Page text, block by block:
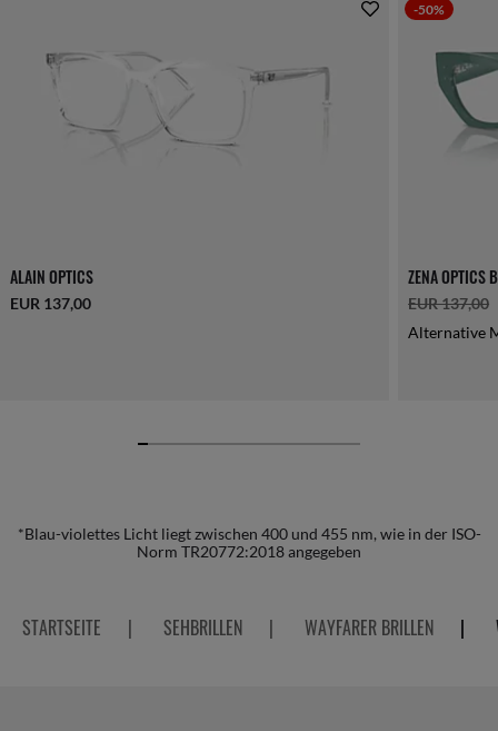
ALAIN OPTICS
EUR 137,00
-50%
ZENA OPTICS
EUR 137,00
Alternative
*Blau-violettes Licht liegt zwischen 400 und 455 nm, wie in der ISO-
Norm TR20772:2018 angegeben
STARTSEITE | SEHBRILLEN | WAYFARER BRILLEN |